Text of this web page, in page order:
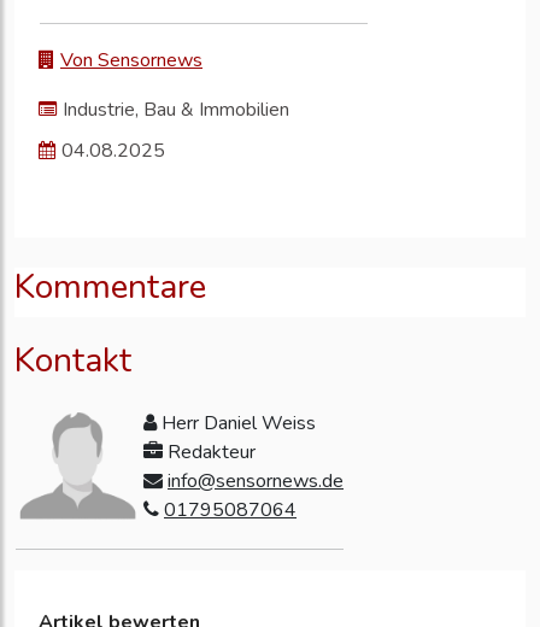
Von Sensornews
Industrie, Bau & Immobilien
04.08.2025
Kommentare
Kontakt
Herr Daniel Weiss
Redakteur
info@sensornews.de
01795087064